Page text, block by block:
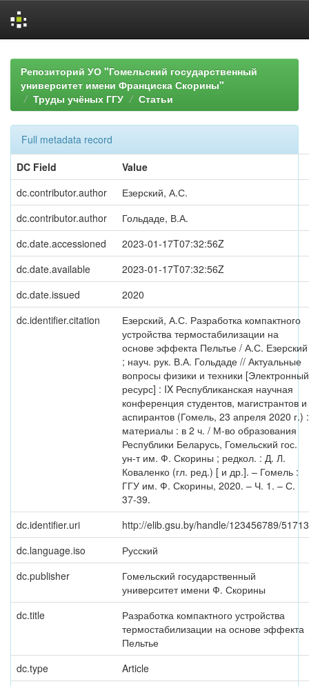
navigationРепозиторий УО "Гомельский государственный
университет имени Франциска Скорины"
Труды учёных ГГУ
Статьи
Full metadata record
DC Field
Value
dc.contributor.author
Езерский, А.С.
dc.contributor.author
Гольдаде, В.А.
dc.date.accessioned
2023-01-17T07:32:56Z
dc.date.available
2023-01-17T07:32:56Z
dc.date.issued
2020
dc.identifier.citation
Езерский, А.С. Разработка компактного
устройства термостабилизации на
основе эффекта Пельтье / А.С. Езерский
; науч. рук. В.А. Гольдаде // Актуальные
вопросы физики и техники [Электронный
ресурс] : IX Республиканская научная
конференция студентов, магистрантов и
аспирантов (Гомель, 23 апреля 2020 г.) :
материалы : в 2 ч. / М-во образования
Республики Беларусь, Гомельский гос.
ун-т им. Ф. Скорины ; редкол. : Д. Л.
Коваленко (гл. ред.) [ и др.]. – Гомель :
ГГУ им. Ф. Скорины, 2020. – Ч. 1. – С.
37-39.
dc.identifier.uri
http://elib.gsu.by/handle/123456789/51713
dc.language.iso
Русский
dc.publisher
Гомельский государственный
университет имени Ф. Скорины
dc.title
Разработка компактного устройства
термостабилизации на основе эффекта
Пельтье
dc.type
Article